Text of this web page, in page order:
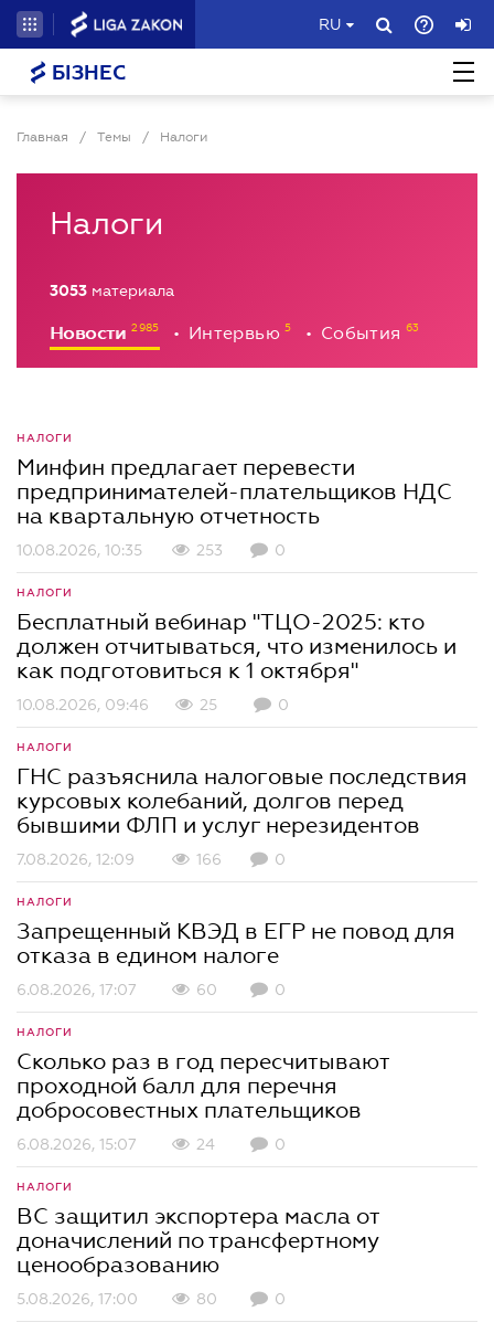
RU
БІЗНЕС
Главная / Темы / Налоги
Налоги
3053 материала
Новости • Интервью • События
НАЛОГИ
Минфин предлагает перевести
предпринимателей-плательщиков НДС
на квартальную отчетность
10.08.2026, 10:35 253 0
НАЛОГИ
Бесплатный вебинар "ТЦО-2025: кто
должен отчитываться, что изменилось и
как подготовиться к 1 октября"
10.08.2026, 09:46 25 0
НАЛОГИ
ГНС разъяснила налоговые последствия
курсовых колебаний, долгов перед
бывшими ФЛП и услуг нерезидентов
7.08.2026, 12:09 166 0
НАЛОГИ
Запрещенный КВЭД в ЕГР не повод для
отказа в едином налоге
6.08.2026, 17:07 60 0
НАЛОГИ
Сколько раз в год пересчитывают
проходной балл для перечня
добросовестных плательщиков
6.08.2026, 15:07 24 0
НАЛОГИ
ВС защитил экспортера масла от
доначислений по трансфертному
ценообразованию
5.08.2026, 17:00 80 0